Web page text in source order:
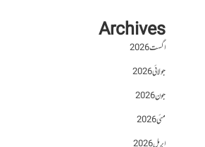
Archives
اگست 2026
جولائی 2026
جون 2026
مئی 2026